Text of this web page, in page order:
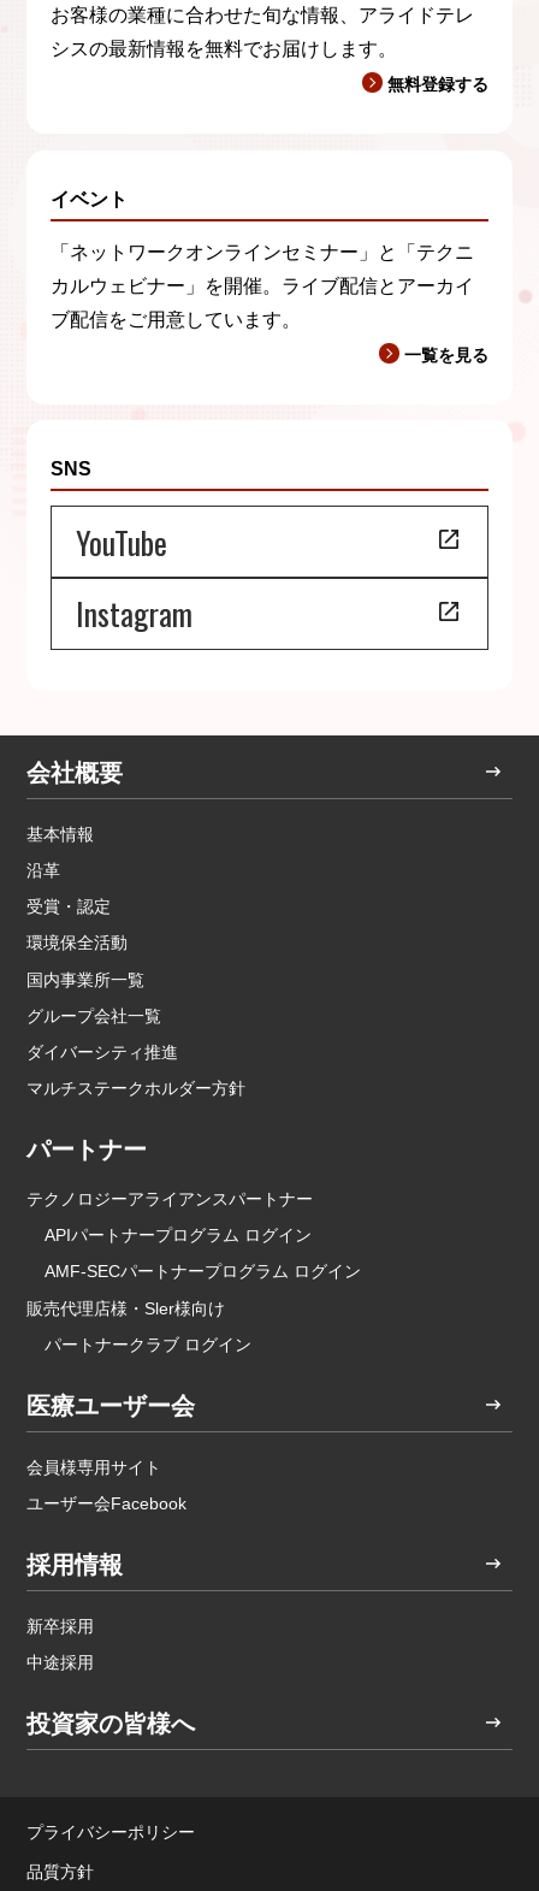
お客様の業種に合わせた旬な情報、アライドテレ
シスの最新情報を無料でお届けします。
無料登録する
イベント
「ネットワークオンラインセミナー」と「テクニ
カルウェビナー」を開催。ライブ配信とアーカイ
ブ配信をご用意しています。
一覧を見る
SNS
YouTube
Instagram
会社概要
基本情報
沿革
受賞・認定
環境保全活動
国内事業所一覧
グループ会社一覧
ダイバーシティ推進
マルチステークホルダー方針
パートナー
テクノロジーアライアンスパートナー
APIパートナープログラム ログイン
AMF-SECパートナープログラム ログイン
販売代理店様・Sler様向け
パートナークラブ ログイン
医療ユーザー会
会員様専用サイト
ユーザー会Facebook
採用情報
新卒採用
中途採用
投資家の皆様へ
プライバシーポリシー
品質方針